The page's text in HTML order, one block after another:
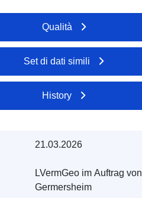
Qualità
Set di dati simili
History
21.03.2026
LVermGeo im Auftrag von
Germersheim